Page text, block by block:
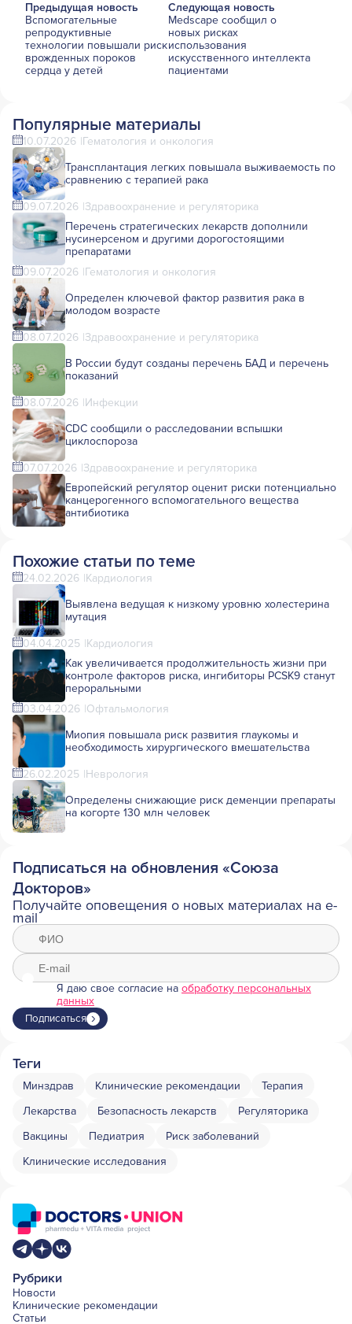
Предыдущая новость
Вспомогательные
репродуктивные
технологии повышали риск
врожденных пороков
сердца у детей
Следующая новость
Medscape сообщил о
новых рисках
использования
искусственного интеллекта
пациентами
Популярные материалы
10.07.2026 Гематология и онкология
Трансплантация легких повышала выживаемость по
сравнению с терапией рака
09.07.2026 Здравоохранение и регуляторика
Перечень стратегических лекарств дополнили
нусинерсеном и другими дорогостоящими
препаратами
09.07.2026 Гематология и онкология
Определен ключевой фактор развития рака в
молодом возрасте
08.07.2026 Здравоохранение и регуляторика
В России будут созданы перечень БАД и перечень
показаний
08.07.2026 Инфекции
CDC сообщили о расследовании вспышки
циклоспороза
07.07.2026 Здравоохранение и регуляторика
Европейский регулятор оценит риски потенциально
канцерогенного вспомогательного вещества
антибиотика
Похожие статьи по теме
24.02.2026 Кардиология
Выявлена ведущая к низкому уровню холестерина
мутация
04.04.2025 Кардиология
Как увеличивается продолжительность жизни при
контроле факторов риска, ингибиторы PCSK9 станут
пероральными
03.04.2026 Офтальмология
Миопия повышала риск развития глаукомы и
необходимость хирургического вмешательства
26.02.2025 Неврология
Определены снижающие риск деменции препараты
на когорте 130 млн человек
Подписаться на обновления «Союза
Докторов»
Получайте оповещения о новых материалах на e-
mail
Я даю свое согласие на обработку персональных
данных
Подписаться
Теги
Минздрав Клинические рекомендации
Терапия
Лекарства
Безопасность лекарств
Регуляторика
Вакцины
Педиатрия
Риск заболеваний
Клинические исследования
Рубрики
Новости
Клинические рекомендации
Статьи